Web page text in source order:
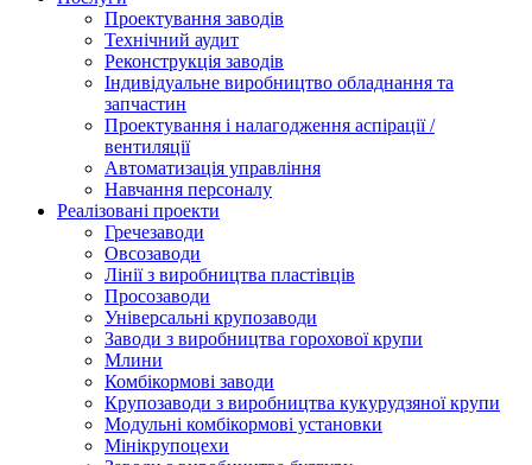
Проектування заводів
Технічний аудит
Реконструкція заводів
Індивідуальне виробництво обладнання та
запчастин
Проектування і налагодження аспірації /
вентиляції
Автоматизація управління
Навчання персоналу
Реалізовані проекти
Гречезаводи
Овсозаводи
Лінії з виробництва пластівців
Просозаводи
Універсальні крупозаводи
Заводи з виробництва горохової крупи
Млини
Комбікормові заводи
Крупозаводи з виробництва кукурудзяної крупи
Модульні комбікормові установки
Мінікрупоцехи